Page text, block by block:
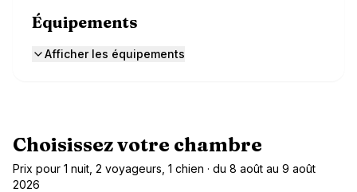
Équipements
Afficher les équipements
Choisissez votre chambre
Prix pour 1 nuit, 2 voyageurs, 1 chien · du 8 août au 9 août
2026